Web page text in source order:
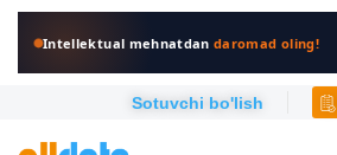
Intellektual mehnatdandaromad oling!
Sotuvchi bo'lish